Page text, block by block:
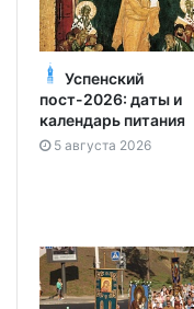
Успенский
пост-2026: даты и
календарь питания
5 августа 2026